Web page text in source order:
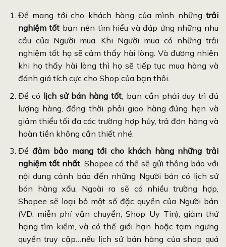
Để mang tới cho khách hàng của mình những trải
nghiệm tốt bạn nên tìm hiểu và đáp ứng những nhu
cầu của Người mua. Khi Người mua có những trải
nghiệm tốt họ sẽ cảm thấy hài lòng. Và đương nhiên
khi họ thấy hài lòng thì họ sẽ tiếp tục mua hàng và
đánh giá tích cực cho Shop của bạn thôi.
Để có lịch sử bán hàng tốt , bạn cần phải duy trì đủ
lượng hàng, đồng thời phải giao hàng đúng hẹn và
giảm thiểu tối đa các trường hợp hủy, trả đơn hàng và
hoàn tiền không cần thiết nhé.
Đểđảm bảo mang tới cho khách hàng những trải
nghiệm tốt nhất, Shopee có thể sẽ gửi thông báo với
nội dung cảnh báo đến những Người bán có lịch sử
bán hàng xấu. Ngoài ra sẽ có nhiều trường hợp,
Shopee sẽ loại bỏ một số đặc quyền của Người bán
(VD: miễn phí vận chuyển, Shop Uy Tín), giảm thứ
hạng tìm kiếm, và có thể giới hạn hoặc tạm ngưng
quyền truy cập…nếu lịch sử bán hàng của shop quá